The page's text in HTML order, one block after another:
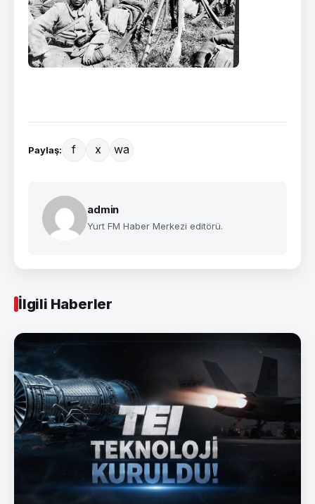
Paylaş: f x wa
admin
Yurt FM Haber Merkezi editörü.
İlgili Haberler